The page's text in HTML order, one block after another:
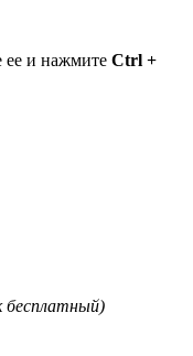
ее и нажмите Ctrl +
бесплатный)